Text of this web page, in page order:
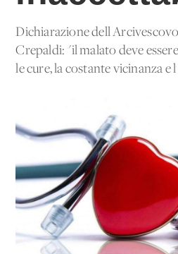
Dichiarazione
Crepaldi: "il malato deve
le cure, la costante vicinanza e